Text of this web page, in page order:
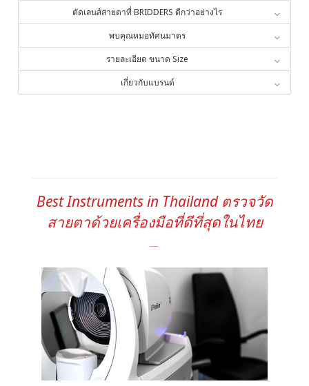
ตัดเลนส์สายตาที่ BRIDDERS ดีกว่าอย่างไร
พบคุณหมอทัศนมาตร
รายละเอียด ขนาด Size
เกี่ยวกับแบรนด์
Best Instruments in Thailand ตรวจวัด
สายตาด้วยเครื่องมือที่ดีที่สุดในไทย